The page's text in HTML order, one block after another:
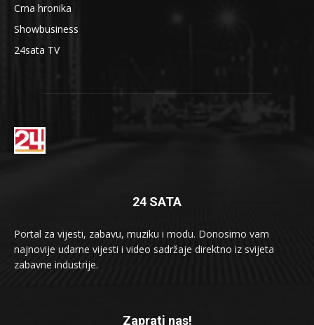
Crna hronika
Showbusiness
24sata TV
24 SATA
Portal za vijesti, zabavu, muziku i modu. Donosimo vam
najnovije udarne vijesti i video sadržaje direktno iz svijeta
zabavne industrije.
Zaprati nas!